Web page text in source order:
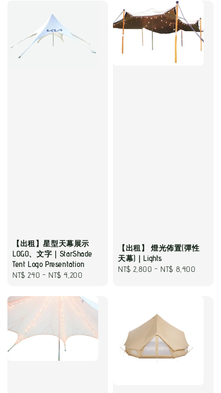
【出租】星型天幕展示
LOGO、文字｜StarShade
Tent Logo Presentation
Regular
NT$ 240 - NT$ 4,200
【出租】 燈光佈置(彈性
天幕)｜Lights
Regular
NT$ 2,800 - NT$ 8,400